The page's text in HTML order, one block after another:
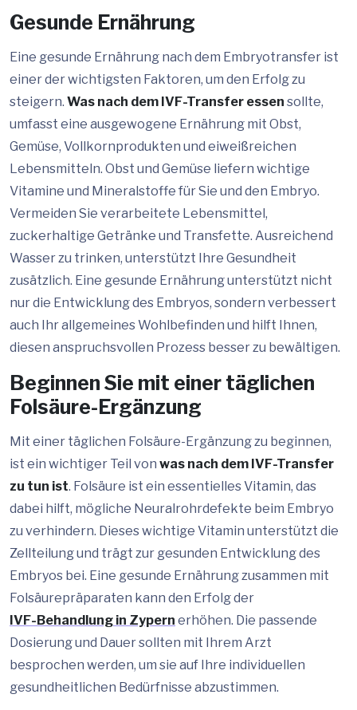
Gesunde Ernährung
Eine gesunde Ernährung nach dem Embryotransfer ist
einer der wichtigsten Faktoren, um den Erfolg zu
steigern. Was nach dem IVF-Transfer essen sollte,
umfasst eine ausgewogene Ernährung mit Obst,
Gemüse, Vollkornprodukten und eiweißreichen
Lebensmitteln. Obst und Gemüse liefern wichtige
Vitamine und Mineralstoffe für Sie und den Embryo.
Vermeiden Sie verarbeitete Lebensmittel,
zuckerhaltige Getränke und Transfette. Ausreichend
Wasser zu trinken, unterstützt Ihre Gesundheit
zusätzlich. Eine gesunde Ernährung unterstützt nicht
nur die Entwicklung des Embryos, sondern verbessert
auch Ihr allgemeines Wohlbefinden und hilft Ihnen,
diesen anspruchsvollen Prozess besser zu bewältigen.
Beginnen Sie mit einer täglichen
Folsäure-Ergänzung
Mit einer täglichen Folsäure-Ergänzung zu beginnen,
ist ein wichtiger Teil von was nach dem IVF-Transfer
zu tun ist. Folsäure ist ein essentielles Vitamin, das
dabei hilft, mögliche Neuralrohrdefekte beim Embryo
zu verhindern. Dieses wichtige Vitamin unterstützt die
Zellteilung und trägt zur gesunden Entwicklung des
Embryos bei. Eine gesunde Ernährung zusammen mit
Folsäurepräparaten kann den Erfolg der
IVF-Behandlung in Zypern erhöhen. Die passende
Dosierung und Dauer sollten mit Ihrem Arzt
besprochen werden, um sie auf Ihre individuellen
gesundheitlichen Bedürfnisse abzustimmen.